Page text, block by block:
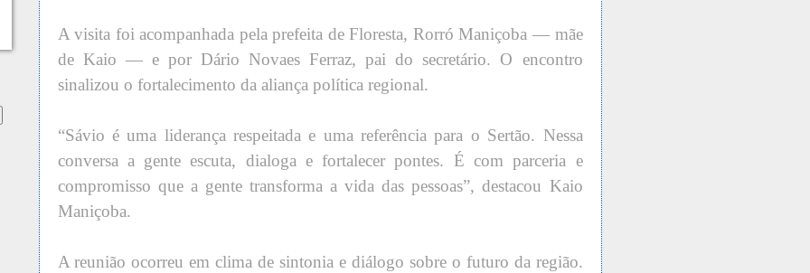
A visita foi acompanhada pela prefeita de Floresta, Rorró Maniçoba — mãe
de Kaio — e por Dário Novaes Ferraz, pai do secretário. O encontro
sinalizou o fortalecimento da aliança política regional.
“Sávio é uma liderança respeitada e uma referência para o Sertão. Nessa
conversa a gente escuta, dialoga e fortalecer pontes. É com parceria e
compromisso que a gente transforma a vida das pessoas”, destacou Kaio
Maniçoba.
A reunião ocorreu em clima de sintonia e diálogo sobre o futuro da região.